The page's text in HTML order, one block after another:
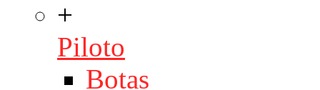
+
Piloto
Botas